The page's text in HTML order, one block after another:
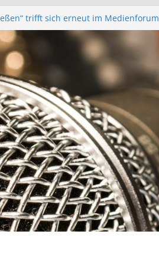
trifft sich erneut im Medienforum
– Anonyme Alkoholiker
Bürgerfunkgruppen im Medienforum
und Mitgliederversammlung am
Trifft sich zur Finalisierung der